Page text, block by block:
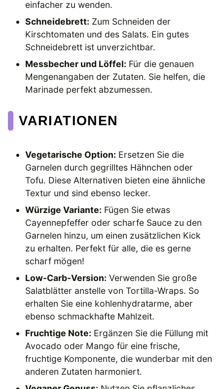
einfacher zu wenden.
Schneidebrett: Zum Schneiden der
Kirschtomaten und des Salats. Ein gutes
Schneidebrett ist unverzichtbar.
Messbecher und Löffel: Für die genauen
Mengenangaben der Zutaten. Sie helfen, die
Marinade perfekt abzumessen.
VARIATIONEN
Vegetarische Option: Ersetzen Sie die
Garnelen durch gegrilltes Hähnchen oder
Tofu. Diese Alternativen bieten eine ähnliche
Textur und sind ebenso lecker.
Würzige Variante: Fügen Sie etwas
Cayennepfeffer oder scharfe Sauce zu den
Garnelen hinzu, um einen zusätzlichen Kick
zu erhalten. Perfekt für alle, die es gerne
scharf mögen!
Low-Carb-Version: Verwenden Sie große
Salatblätter anstelle von Tortilla-Wraps. So
erhalten Sie eine kohlenhydratarme, aber
ebenso schmackhafte Mahlzeit.
Fruchtige Note: Ergänzen Sie die Füllung mit
Avocado oder Mango für eine frische,
fruchtige Komponente, die wunderbar mit den
anderen Zutaten harmoniert.